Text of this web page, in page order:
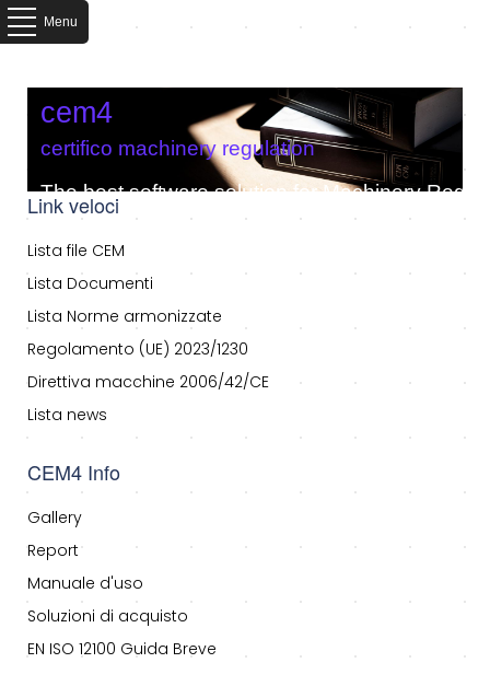
Menu
cem4
certifico machinery regulation
The best software solution for Machinery
Link veloci
Lista file CEM
Lista Documenti
Lista Norme armonizzate
Regolamento (UE) 2023/1230
Direttiva macchine 2006/42/CE
Lista news
CEM4 Info
Gallery
Report
Manuale d'uso
Soluzioni di acquisto
EN ISO 12100 Guida Breve